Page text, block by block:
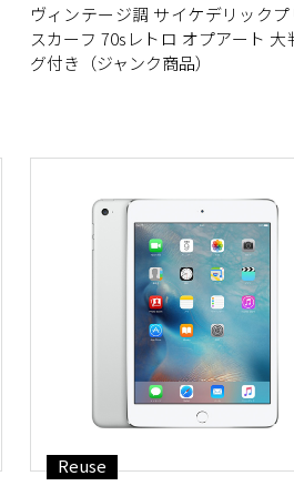
ヴィンテージ調 サイケデリックプ
スカーフ 70sレトロ オプアート 大
グ付き（ジャンク商品）
Reuse